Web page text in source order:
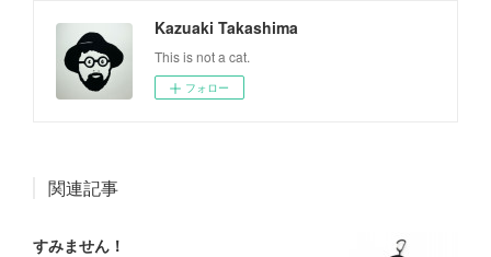
Kazuaki Takashima
This is not a cat.
フォロー
関連記事
すみません！